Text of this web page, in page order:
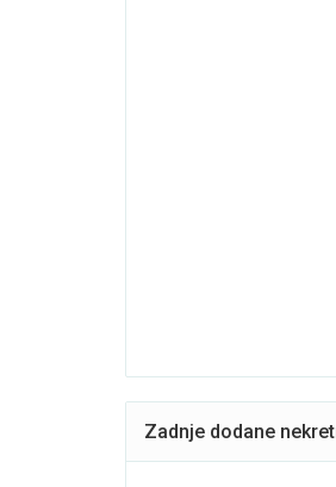
Zadnje dodane